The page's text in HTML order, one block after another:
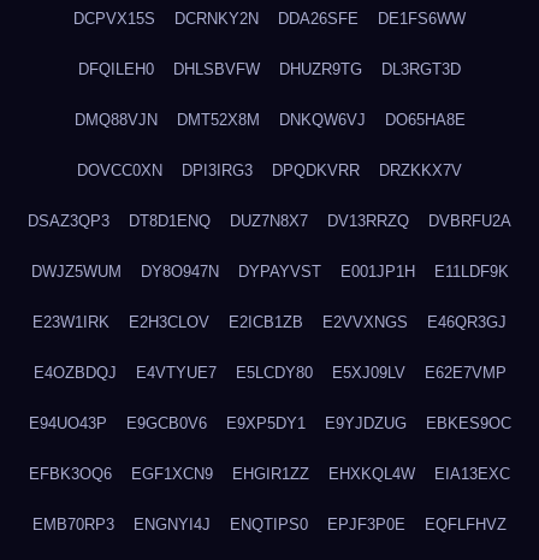
DCPVX15S DCRNKY2N DDA26SFE DE1FS6WW
DFQILEH0 DHLSBVFW DHUZR9TG DL3RGT3D
DMQ88VJN DMT52X8M DNKQW6VJ DO65HA8E
DOVCC0XN DPI3IRG3 DPQDKVRR DRZKKX7V
DSAZ3QP3 DT8D1ENQ DUZ7N8X7 DV13RRZQ DVBRFU2A
DWJZ5WUM DY8O947N DYPAYVST E001JP1H E11LDF9K
E23W1IRK E2H3CLOV E2ICB1ZB E2VVXNGS E46QR3GJ
E4OZBDQJ E4VTYUE7 E5LCDY80 E5XJ09LV E62E7VMP
E94UO43P E9GCB0V6 E9XP5DY1 E9YJDZUG EBKES9OC
EFBK3OQ6 EGF1XCN9 EHGIR1ZZ EHXKQL4W EIA13EXC
EMB70RP3 ENGNYI4J ENQTIPS0 EPJF3P0E EQFLFHVZ